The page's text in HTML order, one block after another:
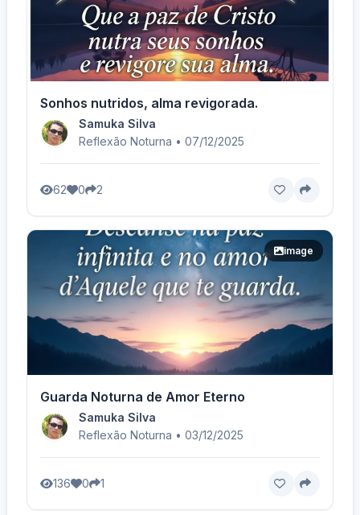
Sonhos nutridos, alma revigorada.
Samuka Silva
Reflexão Noturna • 07/12/2025
62 0 2
image
Guarda Noturna de Amor Eterno
Samuka Silva
Reflexão Noturna • 03/12/2025
136 0 1